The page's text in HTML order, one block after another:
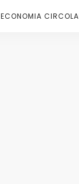
ECONOMIA